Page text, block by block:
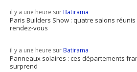
il y a une heure surBatirama
Paris Builders Show : quatre salons
rendez-vous
il y a une heure surBatirama
Panneaux solaires : ces départements
surprend